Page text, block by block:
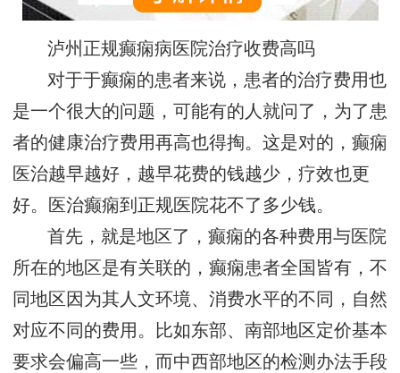
泸州正规癫痫病医院治疗收费高吗
对于于癫痫的患者来说，患者的治疗费用也
是一个很大的问题，可能有的人就问了，为了患
者的健康治疗费用再高也得掏。这是对的，癫痫
医治越早越好，越早花费的钱越少，疗效也更
好。医治癫痫到正规医院花不了多少钱。
首先，就是地区了，癫痫的各种费用与医院
所在的地区是有关联的，癫痫患者全国皆有，不
同地区因为其人文环境、消费水平的不同，自然
对应不同的费用。比如东部、南部地区定价基本
要求会偏高一些，而中西部地区的检测办法手段